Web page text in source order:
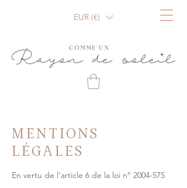
EUR (€)
MENTIONS
LÉGALES
En vertu de l'article 6 de la loi n° 2004-575